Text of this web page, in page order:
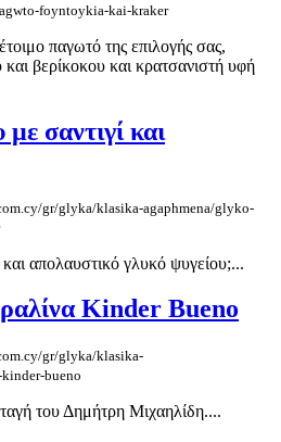
foyntoykia-kai-kraker
παγωτό της επιλογής σας,
βερίκοκου και κρατσανιστή υφή
σαντιγί και
gr/glyka/klasika-agaphmena/glyko-
απολαυστικό γλυκό ψυγείου;...
Kinder Bueno
gr/glyka/klasika-
kinder-bueno
του Δημήτρη Μιχαηλίδη....